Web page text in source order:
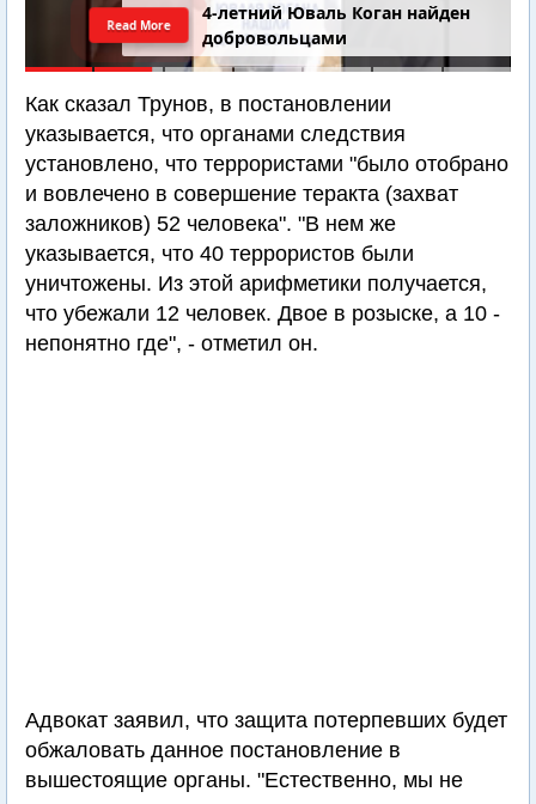
4-летний Юваль Коган найден
добровольцами
Read More
Как сказал Трунов, в постановлении
указывается, что органами следствия
установлено, что террористами "было отобрано
и вовлечено в совершение теракта (захват
заложников) 52 человека". "В нем же
указывается, что 40 террористов были
уничтожены. Из этой арифметики получается,
что убежали 12 человек. Двое в розыске, а 10 -
непонятно где", - отметил он.
Адвокат заявил, что защита потерпевших будет
обжаловать данное постановление в
вышестоящие органы. "Естественно, мы не